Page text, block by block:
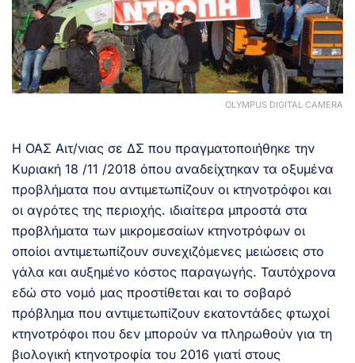
OLYMPUS DIGITAL CAMERA
Η ΟΑΣ Αιτ/νιας σε ΔΣ που πραγματοποιήθηκε την
Κυριακή 18 /11 /2018 όπου αναδείχτηκαν τα οξυμένα
προβλήματα που αντιμετωπίζουν οι κτηνοτρόφοι και
οι αγρότες της περιοχής. ιδιαίτερα μπροστά στα
προβλήματα των μικρομεσαίων κτηνοτρόφων οι
οποίοι αντιμετωπίζουν συνεχιζόμενες μειώσεις στο
γάλα και αυξημένο κόστος παραγωγής. Ταυτόχρονα
εδώ στο νομό μας προστίθεται και το σοβαρό
πρόβλημα που αντιμετωπίζουν εκατοντάδες φτωχοί
κτηνοτρόφοι που δεν μπορούν να πληρωθούν για τη
βιολογική κτηνοτροφία του 2016 γιατί στους